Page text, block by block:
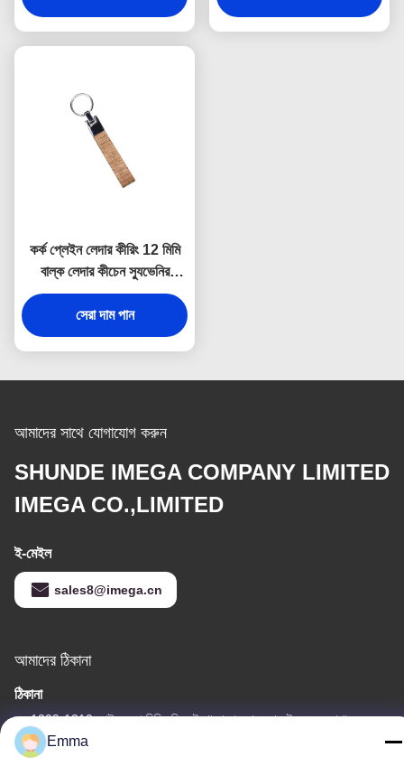
কর্ক প্লেইন লেদার কীরিং 12 মিমি
বাল্ক লেদার কীচেন স্যুভেনির
বিজ্ঞাপন উপহার
সেরা দাম পান
আমাদের সাথে যোগাযোগ করুন
SHUNDE IMEGA COMPANY LIMITED
IMEGA CO.,LIMITED
ই-মেইল
sales8@imega.cn
আমাদের ঠিকানা
ঠিকানা
রুম 1209-1210, হাই জুন দা বিল্ডিং বি, গুইঝো দা দাও ঝং, রোংগুই, শুন্ডে, ফোশান,
গুয়াংডং, চীনEmma